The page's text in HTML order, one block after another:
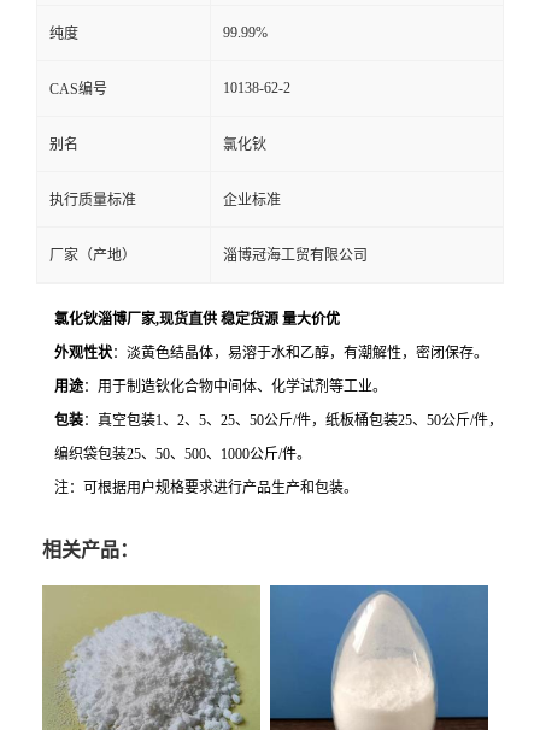
纯度 99.99%
CAS编号 10138-62-2
别名 氯化钬
执行质量标准 企业标准
厂家（产地） 淄博冠海工贸有限公司
氯化钬淄博厂家,现货直供 稳定货源 量大价优
外观性状：淡黄色结晶体，易溶于水和乙醇，有潮解性，密闭保存。
用途：用于制造钬化合物中间体、化学试剂等工业。
包装：真空包装1、 2、 5、 25、 50公斤/件，纸板桶包装25、 50公斤/件，
编织袋包装25、 50、 500、 1000公斤/件。
注：可根据用户规格要求进行产品生产和包装。
相关产品：